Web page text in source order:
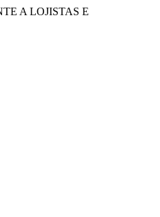
A LOJISTAS E